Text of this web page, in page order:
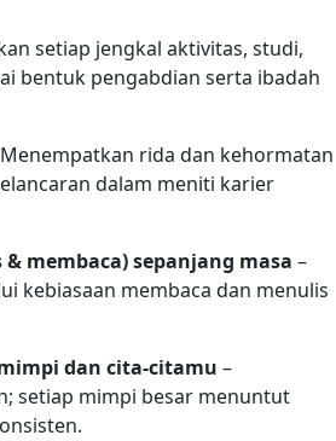
setiap jengkal aktivitas, studi,
bentuk pengabdian serta ibadah
rida dan kehormatan
dalam meniti karier
membaca) sepanjang masa –
kebiasaan membaca dan menulis
dan cita-citamu –
setiap mimpi besar menuntut